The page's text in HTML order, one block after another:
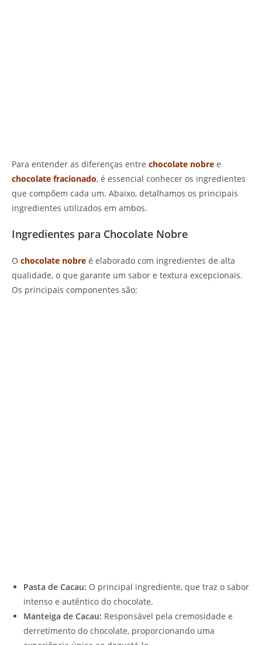
Para entender as diferenças entre chocolate nobre e
chocolate fracionado, é essencial conhecer os ingredientes
que compõem cada um. Abaixo, detalhamos os principais
ingredientes utilizados em ambos.
Ingredientes para Chocolate Nobre
O chocolate nobre é elaborado com ingredientes de alta
qualidade, o que garante um sabor e textura excepcionais.
Os principais componentes são:
Pasta de Cacau: O principal ingrediente, que traz o sabor
intenso e autêntico do chocolate.
Manteiga de Cacau: Responsável pela cremosidade e
derretimento do chocolate, proporcionando uma